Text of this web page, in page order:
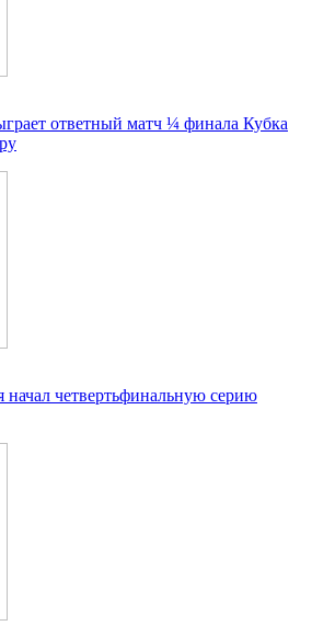
ответный матч ¼ финала Кубка
начал четвертьфинальную серию